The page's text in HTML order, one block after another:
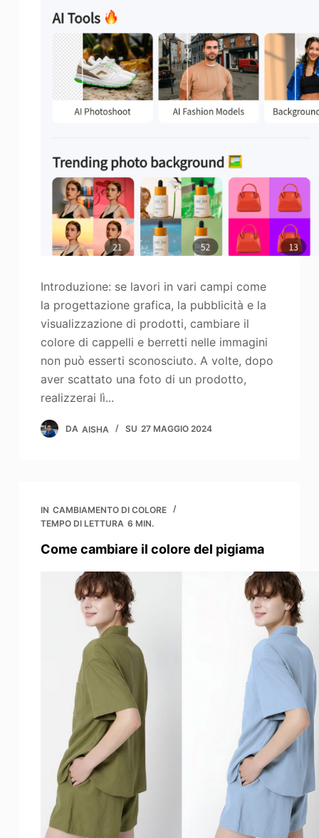
Introduzione: se lavori in vari campi come
la progettazione grafica, la pubblicità e la
visualizzazione di prodotti, cambiare il
colore di cappelli e berretti nelle immagini
non può esserti sconosciuto. A volte, dopo
aver scattato una foto di un prodotto,
realizzerai lì...
DA AISHA SU 27 MAGGIO 2024
IN CAMBIAMENTO DI COLORE
TEMPO DI LETTURA 6 MIN.
Come cambiare il colore del pigiama